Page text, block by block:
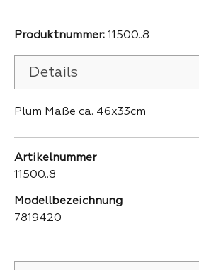
Produktnummer: 11500..8
Details
Plum Maße ca. 46x33cm
Artikelnummer
11500..8
Modellbezeichnung
7819420